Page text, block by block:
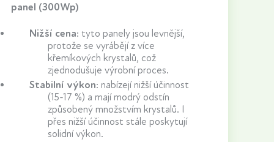
panel (300Wp)
Nižší cena: tyto panely jsou levnější,
protože se vyrábějí z více
křemíkových krystalů, což
zjednodušuje výrobní proces.
Stabilní výkon: nabízejí nižší účinnost
(15-17 %) a mají modrý odstín
způsobený množstvím krystalů. I
přes nižší účinnost stále poskytují
solidní výkon.